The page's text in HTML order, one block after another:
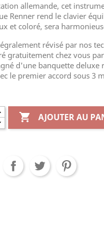
allemande, cet
Renner rend le clavier
et coloré, sera
révisé par nos
gratuitement chez vous
d'une banquette deluxe
le premier accord sous 3
 AJOUTER AU